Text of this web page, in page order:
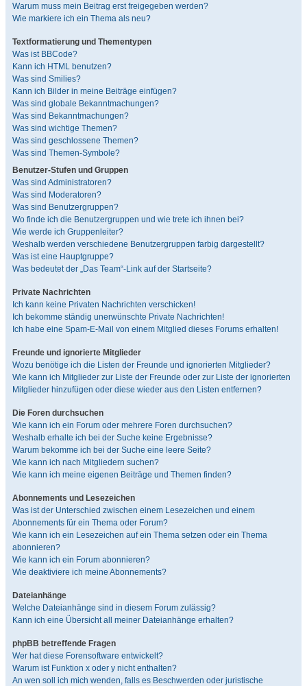
Warum muss mein Beitrag erst freigegeben werden?
Wie markiere ich ein Thema als neu?
Textformatierung und Thementypen
Was ist BBCode?
Kann ich HTML benutzen?
Was sind Smilies?
Kann ich Bilder in meine Beiträge einfügen?
Was sind globale Bekanntmachungen?
Was sind Bekanntmachungen?
Was sind wichtige Themen?
Was sind geschlossene Themen?
Was sind Themen-Symbole?
Benutzer-Stufen und Gruppen
Was sind Administratoren?
Was sind Moderatoren?
Was sind Benutzergruppen?
Wo finde ich die Benutzergruppen und wie trete ich ihnen bei?
Wie werde ich Gruppenleiter?
Weshalb werden verschiedene Benutzergruppen farbig dargestellt?
Was ist eine Hauptgruppe?
Was bedeutet der „Das Team“-Link auf der Startseite?
Private Nachrichten
Ich kann keine Privaten Nachrichten verschicken!
Ich bekomme ständig unerwünschte Private Nachrichten!
Ich habe eine Spam-E-Mail von einem Mitglied dieses Forums erhalten!
Freunde und ignorierte Mitglieder
Wozu benötige ich die Listen der Freunde und ignorierten Mitglieder?
Wie kann ich Mitglieder zur Liste der Freunde oder zur Liste der ignorierten
Mitglieder hinzufügen oder diese wieder aus den Listen entfernen?
Die Foren durchsuchen
Wie kann ich ein Forum oder mehrere Foren durchsuchen?
Weshalb erhalte ich bei der Suche keine Ergebnisse?
Warum bekomme ich bei der Suche eine leere Seite?
Wie kann ich nach Mitgliedern suchen?
Wie kann ich meine eigenen Beiträge und Themen finden?
Abonnements und Lesezeichen
Was ist der Unterschied zwischen einem Lesezeichen und einem
Abonnements für ein Thema oder Forum?
Wie kann ich ein Lesezeichen auf ein Thema setzen oder ein Thema
abonnieren?
Wie kann ich ein Forum abonnieren?
Wie deaktiviere ich meine Abonnements?
Dateianhänge
Welche Dateianhänge sind in diesem Forum zulässig?
Kann ich eine Übersicht all meiner Dateianhänge erhalten?
phpBB betreffende Fragen
Wer hat diese Forensoftware entwickelt?
Warum ist Funktion x oder y nicht enthalten?
An wen soll ich mich wenden, falls es Beschwerden oder juristische